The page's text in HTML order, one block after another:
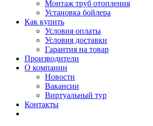
Монтаж труб отопления
Установка бойлера
Как купить
Условия оплаты
Условия доставки
Гарантия на товар
Производители
О компании
Новости
Вакансии
Виртуальный тур
Контакты